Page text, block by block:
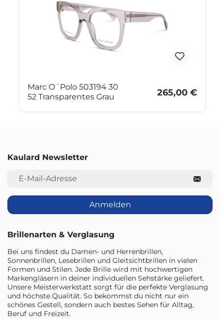
Marc O´Polo 503194 30
52 Transparentes Grau
265,00 €
Kaulard Newsletter
E-Mail-Adresse
Anmelden
Brillenarten & Verglasung
Bei uns findest du Damen- und Herrenbrillen,
Sonnenbrillen, Lesebrillen und Gleitsichtbrillen in vielen
Formen und Stilen. Jede Brille wird mit hochwertigen
Markengläsern in deiner individuellen Sehstärke geliefert.
Unsere Meisterwerkstatt sorgt für die perfekte Verglasung
und höchste Qualität. So bekommst du nicht nur ein
schönes Gestell, sondern auch bestes Sehen für Alltag,
Beruf und Freizeit.